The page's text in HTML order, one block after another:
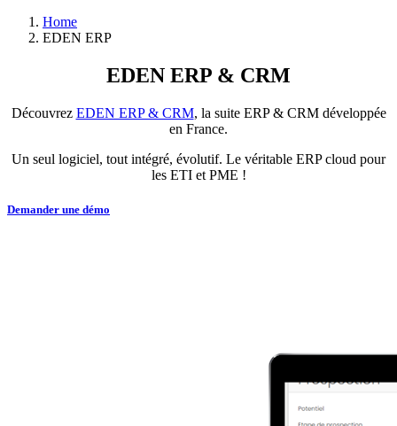
Home
EDEN ERP
EDEN ERP & CRM
Découvrez EDEN ERP & CRM, la suite ERP & CRM développée
en France.
Un seul logiciel, tout intégré, évolutif. Le véritable ERP cloud pour
les ETI et PME !
Demander une démo